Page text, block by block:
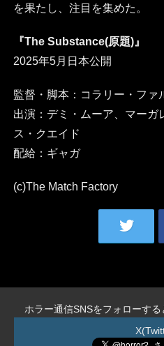
を果たし、注目を集めた。
『The Substance(原題)』
2025年5月日本公開
監督・脚本：コラリー・ファ
出演：デミ・ムーア、マーガ
ス・クエイド
配給：ギャガ
(c)The Match Factory
ホラー通信SNSをフォローす